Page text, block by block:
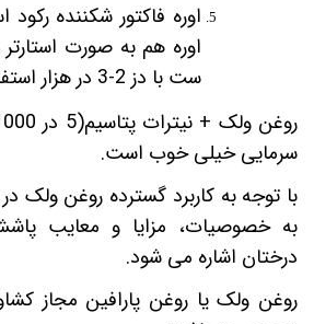
اوره فاکتور شکننده
اوره هم به صورت
ست با دز 2-3 در هزار استفاده نمود.
سرمایی خیلی خوب است.
با توجه به کاربرد گسترده روغن ولک
به خصوصیات، مزایا و معایب
درختان اشاره می شود.